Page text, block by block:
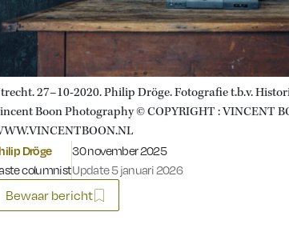
27–10-2020. Philip Dröge. Fotografie t.b.v.
Boon Photography © COPYRIGHT : VINCENT
Dröge
columnist
Gepubliceerd op:
30 november 2025
Update 5 januari 2026
Bewaar bericht